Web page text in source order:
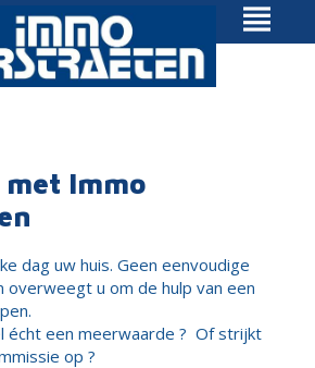
Immo
dag uw huis. Geen eenvoudige
u om de hulp van een
écht een meerwaarde ? Of strijkt
op ?